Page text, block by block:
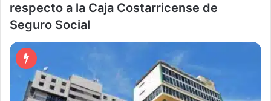
respecto a la Caja Costarricense de
Seguro Social